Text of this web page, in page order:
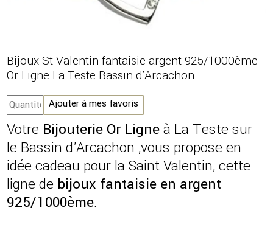
Bijoux St Valentin fantaisie argent 925/1000ème
Or Ligne La Teste Bassin d'Arcachon
Ajouter à mes favoris
Votre Bijouterie Or Ligneà La Teste sur
le Bassin d'Arcachon ,vous propose en
idée cadeau pour la Saint Valentin, cette
ligne de bijoux fantaisie en argent
925/1000ème.